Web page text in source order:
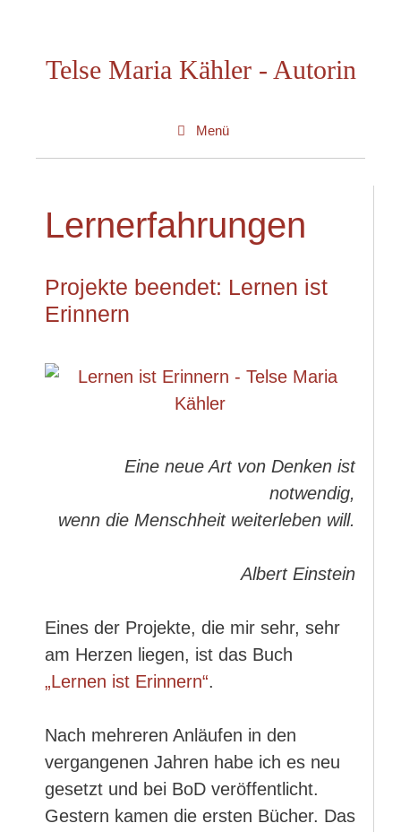
springenTelse Maria Kähler - Autorin
Menü
Lernerfahrungen
Projekte beendet: Lernen ist
Erinnern
Eine neue Art von Denken ist
notwendig,
wenn die Menschheit weiterleben will.
Albert Einstein
Eines der Projekte, die mir sehr, sehr
am Herzen liegen, ist das Buch
„Lernen ist Erinnern“.
Nach mehreren Anläufen in den
vergangenen Jahren habe ich es neu
gesetzt und bei BoD veröffentlicht.
Gestern kamen die ersten Bücher. Das